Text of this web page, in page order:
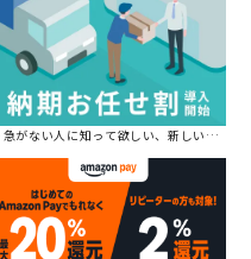
急がない人に知って欲しい、新しい割引を始めました。